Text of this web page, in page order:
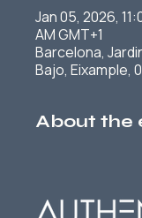
Jan 05, 2026,
AM GMT+1
Barcelona,
Bajo, Eixample,
About the